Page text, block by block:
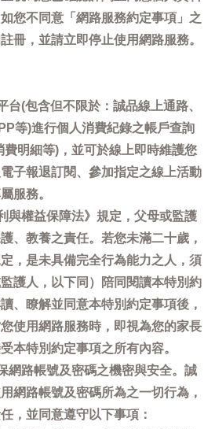
您不同意「網路服務約定事項」之
冊，並請立即停止使用網路服務。
台(包含但不限於：誠品線上通路、
等)進行個人消費紀錄之帳戶查詢
明細等)，並可於線上即時維護您
子報退訂閱、參加指定之線上活動
服務。
與權益保障法》規定，父母或監護
、教養之責任。若您未滿二十歲，
，是未具備完全行為能力之人，須
護人，以下同）陪同閱讀本特別約
、瞭解並同意本特別約定事項後，
使用網路服務時，即視為您的家長
本特別約定事項之所有內容。
網路帳號及密碼之機密與安全。誠
網路帳號及密碼所為之一切行為，
，並同意遵守以下事項：